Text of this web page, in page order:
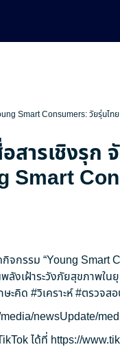
Smart Consumers: วัยรุ่นไทย
สารเชิงรุ
Smart
รรม “Young Smart
งเฝ้าระวังภัยสุขภาพใน
ษะคิด #วิเคราะห์#ตรวจส
newsUpdate/
ได้ที่ https://